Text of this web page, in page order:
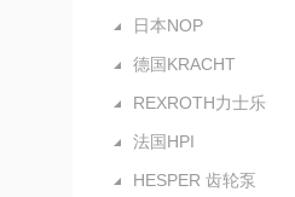
日本NOP
德国KRACHT
REXROTH力士乐
法国HPI
HESPER 齿轮泵